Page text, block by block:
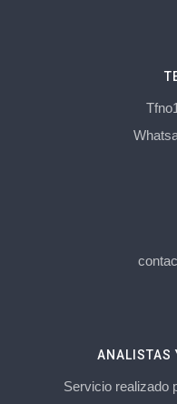
ANALISTAS
Servicio realizado